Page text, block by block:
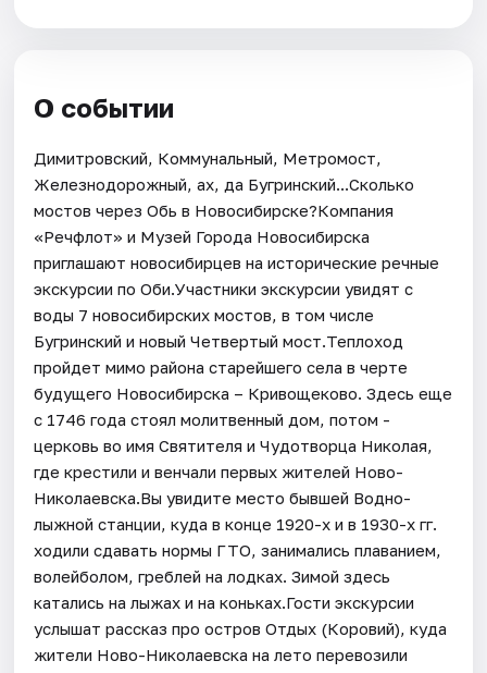
О событии
Димитровский, Коммунальный, Метромост,
Железнодорожный, ах, да Бугринский...Сколько
мостов через Обь в Новосибирске?Компания
«Речфлот» и Музей Города Новосибирска
приглашают новосибирцев на исторические речные
экскурсии по Оби.Участники экскурсии увидят с
воды 7 новосибирских мостов, в том числе
Бугринский и новый Четвертый мост.Теплоход
пройдет мимо района старейшего села в черте
будущего Новосибирска – Кривощеково. Здесь еще
с 1746 года стоял молитвенный дом, потом -
церковь во имя Святителя и Чудотворца Николая,
где крестили и венчали первых жителей Ново-
Николаевска.Вы увидите место бывшей Водно-
лыжной станции, куда в конце 1920-х и в 1930-х гг.
ходили сдавать нормы ГТО, занимались плаванием,
волейболом, греблей на лодках. Зимой здесь
катались на лыжах и на коньках.​Гости экскурсии
услышат рассказ про остров Отдых (Коровий), куда
жители Ново-Николаевска на лето перевозили